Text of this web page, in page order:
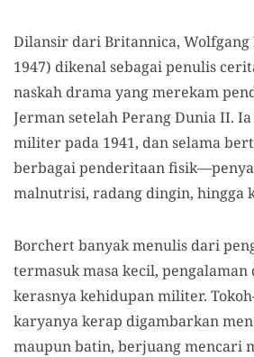
Dilansir dari Britannica, Wolfgang
1947) dikenal sebagai penulis
naskah drama yang merekam
Jerman setelah Perang Dunia II.
militer pada 1941, dan selama
berbagai penderitaan
malnutrisi, radang dingin, hingga
Borchert banyak menulis dari
termasuk masa kecil,
kerasnya kehidupan militer.
karyanya kerap digambarkan
maupun batin, berjuang mencari